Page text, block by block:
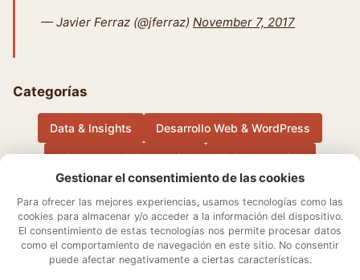
— Javier Ferraz (@jferraz) November 7, 2017
Categorías
Data & Insights Desarrollo Web & WordPress
eCommerce & Conversion IA & Automation
Música Otros Performance Marketing & Growth
Sobre mí Aviso Legal Contacto
Política de cookies
Declaración de privacidad
Términos y condiciones
Ajustes de cookies
Gestionar el consentimiento de las cookies
Para ofrecer las mejores experiencias, usamos tecnologías como las
cookies para almacenar y/o acceder a la información del dispositivo.
El consentimiento de estas tecnologías nos permite procesar datos
como el comportamiento de navegación en este sitio. No consentir
puede afectar negativamente a ciertas características.